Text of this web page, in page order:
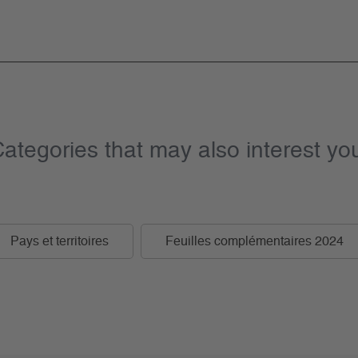
that may also interest
Pays et territoires Feuilles complémentaires 2024